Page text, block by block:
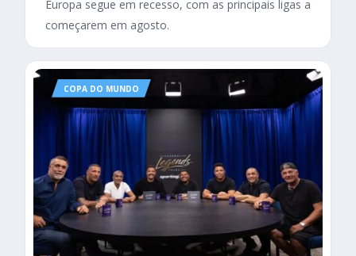
Europa segue em recesso, com as principais ligas a
começarem em agosto.
COPA DO MUNDO